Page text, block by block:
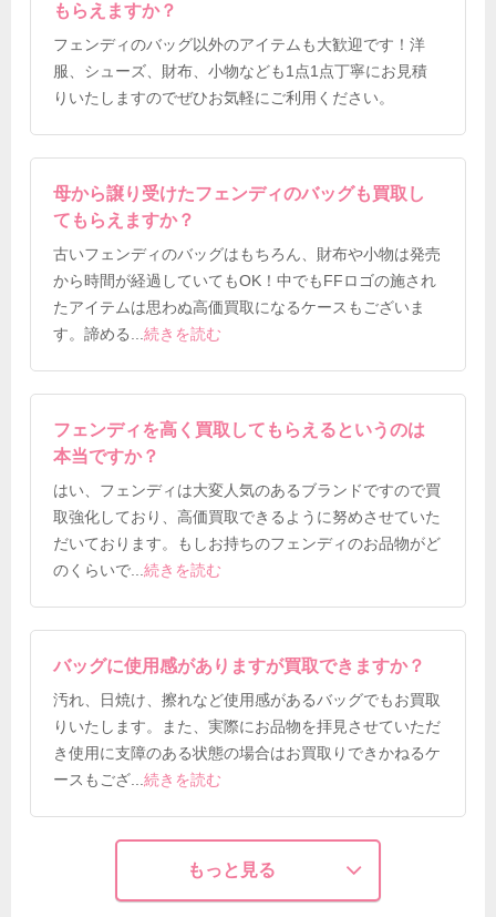
もらえますか？
フェンディのバッグ以外のアイテムも大歓迎です！洋
服、シューズ、財布、小物なども1点1点丁寧にお見積
りいたしますのでぜひお気軽にご利用ください。
母から譲り受けたフェンディのバッグも買取し
てもらえますか？
古いフェンディのバッグはもちろん、財布や小物は発売
から時間が経過していてもOK！中でもFFロゴの施され
たアイテムは思わぬ高価買取になるケースもございま
す。諦める ...続きを読む
フェンディを高く買取してもらえるというのは
本当ですか？
はい、フェンディは大変人気のあるブランドですので買
取強化しており、高価買取できるように努めさせていた
だいております。もしお持ちのフェンディのお品物がど
のくらいで ...続きを読む
バッグに使用感がありますが買取できますか？
汚れ、日焼け、擦れなど使用感があるバッグでもお買取
りいたします。また、実際にお品物を拝見させていただ
き使用に支障のある状態の場合はお買取りできかねるケ
ースもござ ...続きを読む
もっと見る